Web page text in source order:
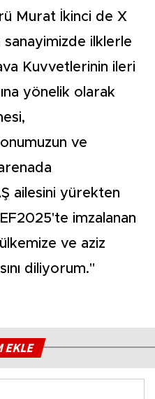
Murat İkinci de X
sanayimizde ilklerle
Kuvvetlerinin ileri
yönelik olarak
ve
ailesini yürekten
imzalanan
ve aziz
diliyorum."
EKLE